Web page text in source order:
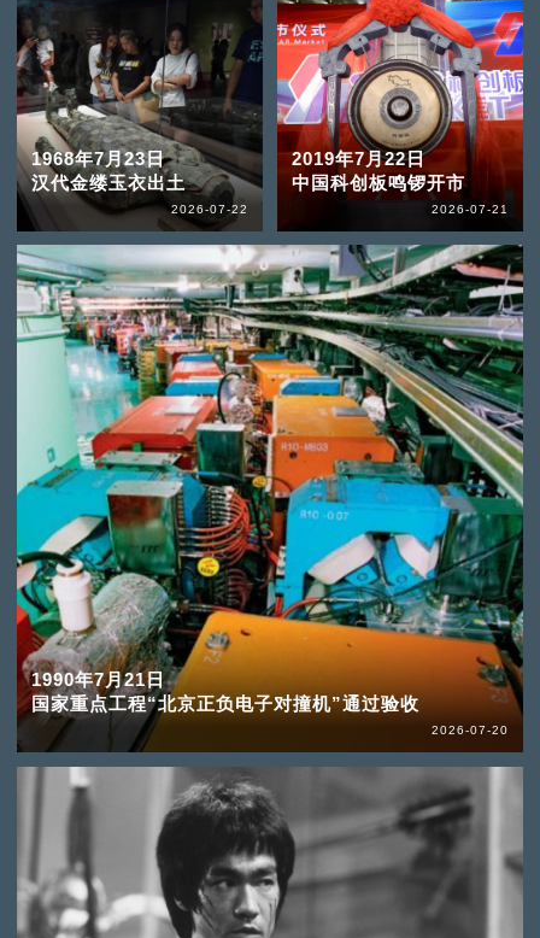
1968年7月23日
汉代金缕玉衣出土
2026-07-22
2019年7月22日
中国科创板鸣锣开市
2026-07-21
1990年7月21日
国家重点工程“北京正负电子对撞机”通过验收
2026-07-20